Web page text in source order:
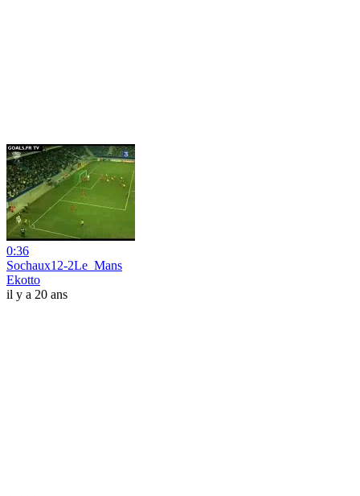
0:36
Sochaux12-2Le_Mans
Ekotto
il y a 20 ans